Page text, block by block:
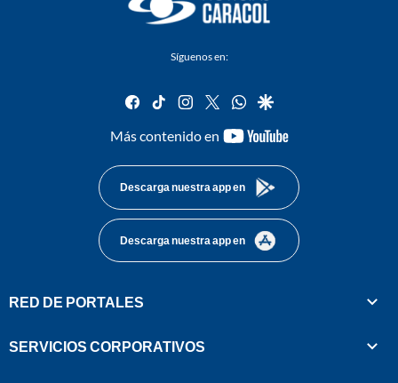
Síguenos en:
facebook
tiktok instagram
twitterwhatsapp
google
Más contenido en
youtube-
Descarga nuestra app en
Descarga nuestra app en
RED DE PORTALES
SERVICIOS CORPORATIVOS